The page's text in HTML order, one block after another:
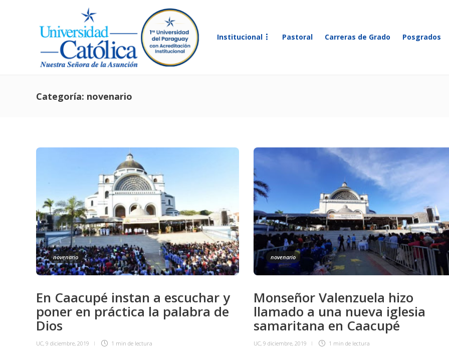
Institucional Pastoral Carreras de Grado Posgrados
Categoría: novenario
novenario
En Caacupé instan a escuchar y
poner en práctica la palabra de
Dios
UC, 9 diciembre, 2019 1 min de lectura
novenario
Monseñor Valenzuela hizo
llamado a una nueva iglesia
samaritana en Caacupé
UC, 9 diciembre, 2019 1 min de lectura